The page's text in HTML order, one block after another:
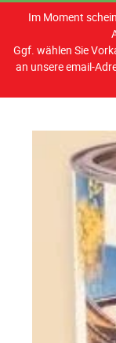
Im Moment
Ggf. wählen Sie
an unsere email-